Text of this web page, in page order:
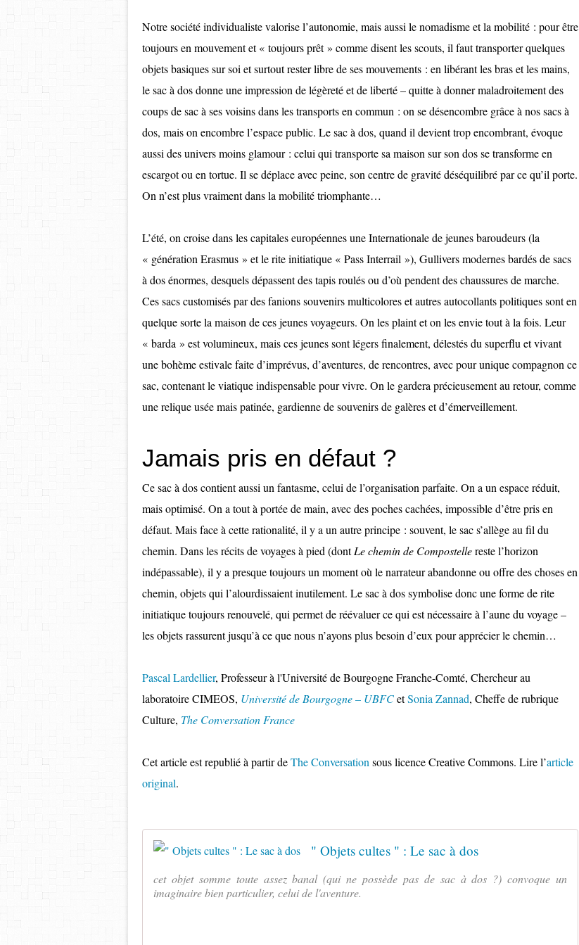
Notre société individualiste valorise l’autonomie, mais aussi le nomadisme et la mobilité : pour être
toujours en mouvement et « toujours prêt » comme disent les scouts, il faut transporter quelques
objets basiques sur soi et surtout rester libre de ses mouvements : en libérant les bras et les mains,
le sac à dos donne une impression de légèreté et de liberté – quitte à donner maladroitement des
coups de sac à ses voisins dans les transports en commun : on se désencombre grâce à nos sacs à
dos, mais on encombre l’espace public. Le sac à dos, quand il devient trop encombrant, évoque
aussi des univers moins glamour : celui qui transporte sa maison sur son dos se transforme en
escargot ou en tortue. Il se déplace avec peine, son centre de gravité déséquilibré par ce qu’il porte.
On n’est plus vraiment dans la mobilité triomphante…
L’été, on croise dans les capitales européennes une Internationale de jeunes baroudeurs (la
« génération Erasmus » et le rite initiatique « Pass Interrail »), Gullivers modernes bardés de sacs
à dos énormes, desquels dépassent des tapis roulés ou d’où pendent des chaussures de marche.
Ces sacs customisés par des fanions souvenirs multicolores et autres autocollants politiques sont en
quelque sorte la maison de ces jeunes voyageurs. On les plaint et on les envie tout à la fois. Leur
« barda » est volumineux, mais ces jeunes sont légers finalement, délestés du superflu et vivant
une bohème estivale faite d’imprévus, d’aventures, de rencontres, avec pour unique compagnon ce
sac, contenant le viatique indispensable pour vivre. On le gardera précieusement au retour, comme
une relique usée mais patinée, gardienne de souvenirs de galères et d’émerveillement.
Jamais pris en défaut ?
Ce sac à dos contient aussi un fantasme, celui de l’organisation parfaite. On a un espace réduit,
mais optimisé. On a tout à portée de main, avec des poches cachées, impossible d’être pris en
défaut. Mais face à cette rationalité, il y a un autre principe : souvent, le sac s’allège au fil du
chemin. Dans les récits de voyages à pied (dontLe chemin de Compostellereste l’horizon
indépassable), il y a presque toujours un moment où le narrateur abandonne ou offre des choses en
chemin, objets qui l’alourdissaient inutilement. Le sac à dos symbolise donc une forme de rite
initiatique toujours renouvelé, qui permet de réévaluer ce qui est nécessaire à l’aune du voyage –
les objets rassurent jusqu’à ce que nous n’ayons plus besoin d’eux pour apprécier le chemin…
Pascal Lardellier, Professeur à l'Université de Bourgogne Franche-Comté, Chercheur au
laboratoire CIMEOS, Université de Bourgogne – UBFCetSonia Zannad, Cheffe de rubrique
Culture, The Conversation France
Cet article est republié à partir deThe Conversation sous licence Creative Commons. Lire l’article
original.
" Objets cultes " : Le sac à dos
cet objet somme toute assez banal (qui ne possède pas de sac à dos ?) convoque un
imaginaire bien particulier, celui de l'aventure.